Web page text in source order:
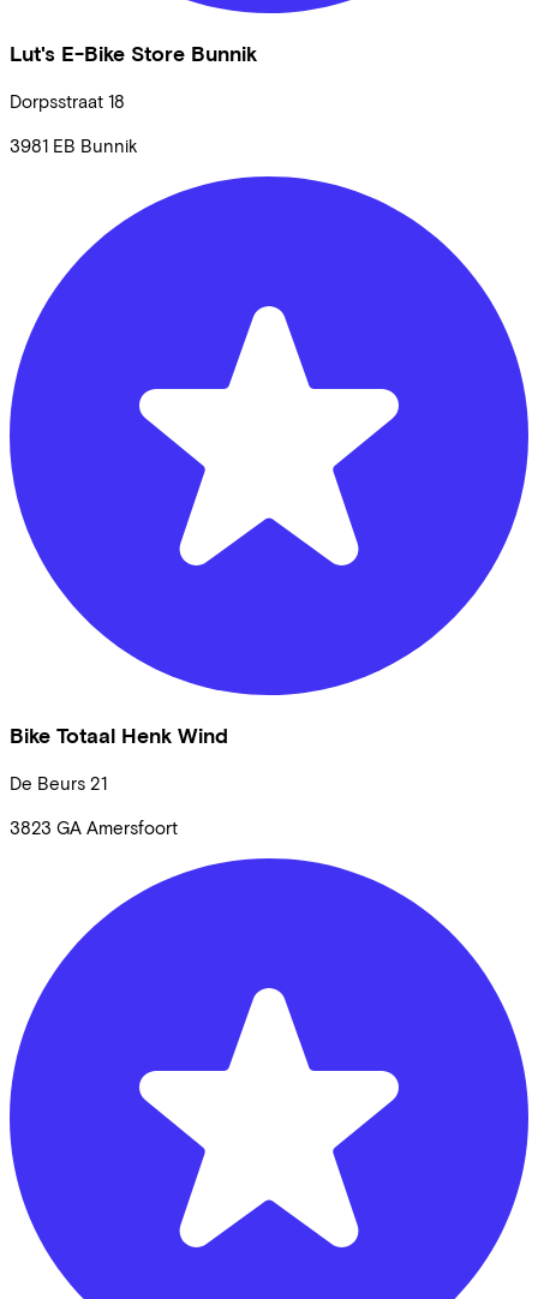
Lut's E-Bike Store Bunnik
Dorpsstraat 18
3981 EB Bunnik
Bike Totaal Henk Wind
De Beurs 21
3823 GA Amersfoort